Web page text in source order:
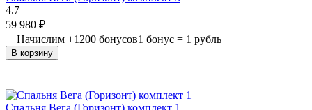
4.7
59 980 ₽
Начислим +1200 бонусов1 бонус = 1 рубль
В корзину
Спальня Вега (Горизонт) комплект 1